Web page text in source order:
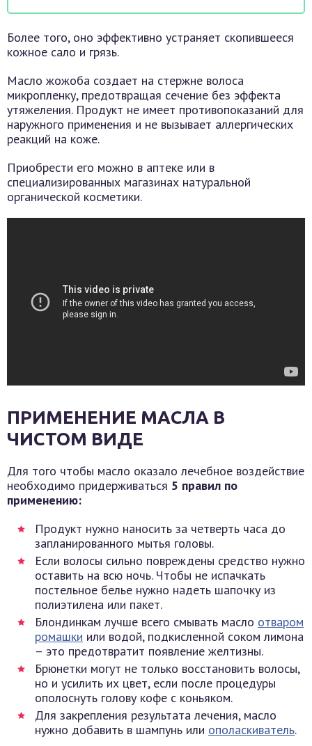
Более того, оно эффективно устраняет скопившееся
кожное сало и грязь.
Масло жожоба создает на стержне волоса
микропленку, предотвращая сечение без эффекта
утяжеления. Продукт не имеет противопоказаний для
наружного применения и не вызывает аллергических
реакций на коже.
Приобрести его можно в аптеке или в
специализированных магазинах натуральной
органической косметики.
ПРИМЕНЕНИЕ МАСЛА В
ЧИСТОМ ВИДЕ
Для того чтобы масло оказало лечебное воздействие
необходимо придерживаться 5 правил по
применению:
Продукт нужно наносить за четверть часа до
запланированного мытья головы.
Если волосы сильно повреждены средство нужно
оставить на всю ночь. Чтобы не испачкать
постельное белье нужно надеть шапочку из
полиэтилена или пакет.
Блондинкам лучше всего смывать масло отваром
ромашки или водой, подкисленной соком лимона
– это предотвратит появление желтизны.
Брюнетки могут не только восстановить волосы,
но и усилить их цвет, если после процедуры
ополоснуть голову кофе с коньяком.
Для закрепления результата лечения, масло
нужно добавить в шампунь или ополаскиватель.